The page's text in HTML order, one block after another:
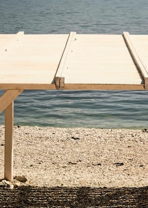
Copyright © 2010-2026Freepik Company